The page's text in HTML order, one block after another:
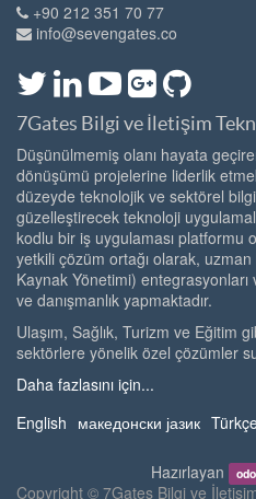
+90 212 351 70 77
info@sevengates.co
7Gates Bilgi ve İletişim
Düşünülmemiş olanı hayata
dönüşümü projelerine liderlik
düzeyde teknolojik ve sektörel
güzelleştirecek teknoloji
kodlu bir iş uygulaması platformu
yetkili çözüm ortağı olarak,
Kaynak Yönetimi)
ve danışmanlık yapmaktadır.
Ulaşım, Sağlık, Turizm ve Eğitim
sektörlere yönelik özel çözümler
Daha fazlasını için...
English македонски јазик
Hazırlayan
Copyright © 7Gates Bilgi ve